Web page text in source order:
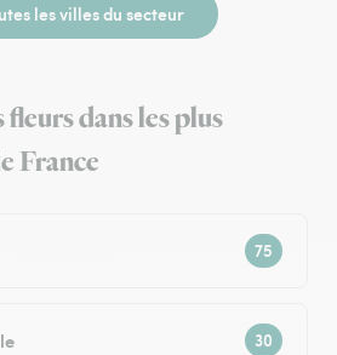
les villes du secteur
dans les plus
France